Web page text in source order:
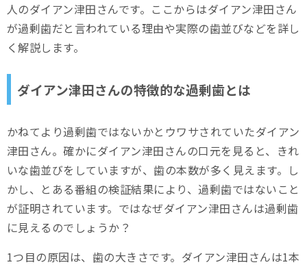
人のダイアン津田さんです。ここからはダイアン津田さん
が過剰歯だと言われている理由や実際の歯並びなどを詳し
く解説します。
ダイアン津田さんの特徴的な過剰歯とは
かねてより過剰歯ではないかとウワサされていたダイアン
津田さん。確かにダイアン津田さんの口元を見ると、きれ
いな歯並びをしていますが、歯の本数が多く見えます。し
かし、とある番組の検証結果により、過剰歯ではないこと
が証明されています。ではなぜダイアン津田さんは過剰歯
に見えるのでしょうか？
1つ目の原因は、歯の大きさです。ダイアン津田さんは1本